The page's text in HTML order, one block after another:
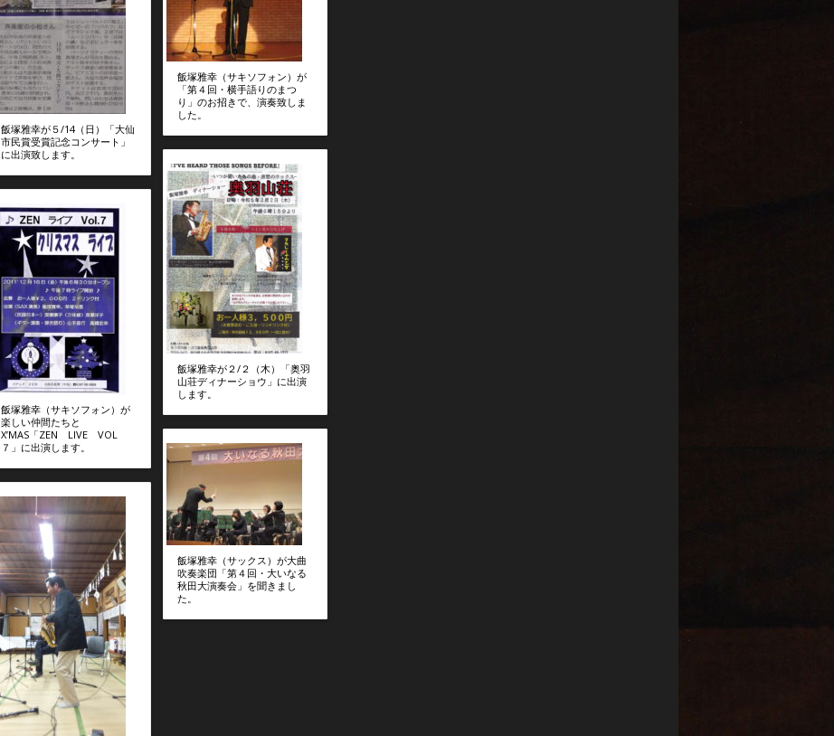
飯塚雅幸が５/14（日）「大仙
市民賞受賞記念コンサート」
に出演致します。
飯塚雅幸（サキソフォン）が
楽しい仲間たちと
X’MAS「ZEN LIVE VOL
７」に出演します。
飯塚雅幸（サキソフォン）が
「第４回・横手語りのまつ
り」のお招きで、演奏致しま
した。
飯塚雅幸が２/２（木）「奥羽
山荘ディナーショウ」に出演
します。
飯塚雅幸（サックス）が大曲
吹奏楽団「第４回・大いなる
秋田大演奏会」を聞きまし
た。